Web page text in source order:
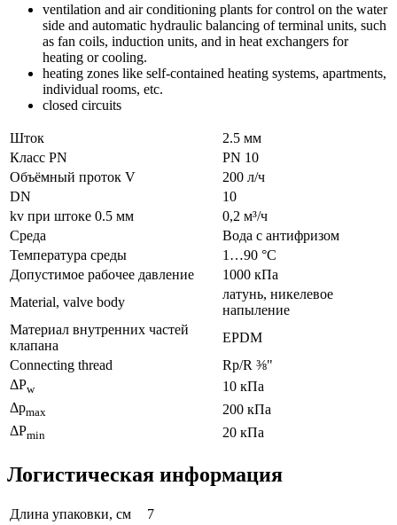
ventilation and air conditioning plants for control on the water
side and automatic hydraulic balancing of terminal units, such
as fan coils, induction units, and in heat exchangers for
heating or cooling.
heating zones like self-contained heating systems, apartments,
individual rooms, etc.
closed circuits
Шток
2.5 мм
Класс PN
PN 10
Объёмный проток V
200 л/ч
DN
10
kv при штоке 0.5 мм
0,2 м³/ч
Среда
Bодa с антифризом
Температура среды
1…90 °C
Допустимое рабочее давление
1000 кПа
Material, valve body
латунь, никелевое
напыление
Материал внутренних частeй
клапана
EPDM
Connecting thread
Rp/R ⅜"
ΔPw
10 кПа
Δpmax
200 кПа
ΔPmin 20 кПа
Логистическая информация
Длина упаковки, см
7